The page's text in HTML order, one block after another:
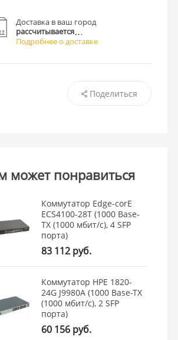
Доставка в ваш город
рассчитывается
Подробнее о доставке
Поделиться
может понравиться
Коммутатор Edge-corE
ECS4100-28T (1000 Base-
TX (1000 мбит/с), 4 SFP
порта)
83 112 руб.
Коммутатор HPE 1820-
24G J9980A (1000 Base-TX
(1000 мбит/с), 2 SFP
порта)
60 156 руб.